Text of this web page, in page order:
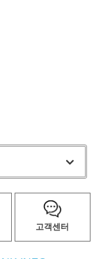
고객센터